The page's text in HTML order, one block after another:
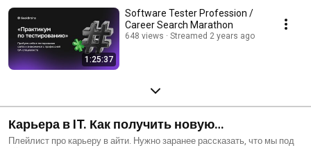
1:25:37
Software Tester Profession /
Career Search Marathon
648 views Streamed 2 years ago
Карьера в IT. Как получить новую
востребованную профессию и работать
Плейлист про карьеру в айти. Нужно заранее рассказать, что мы под